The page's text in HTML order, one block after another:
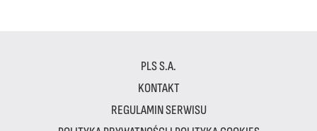
PLS S.A.
KONTAKT
REGULAMIN SERWISU